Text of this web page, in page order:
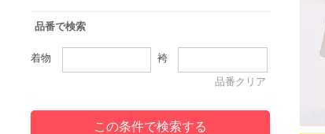
品番で検索
着物
袴
品番クリア